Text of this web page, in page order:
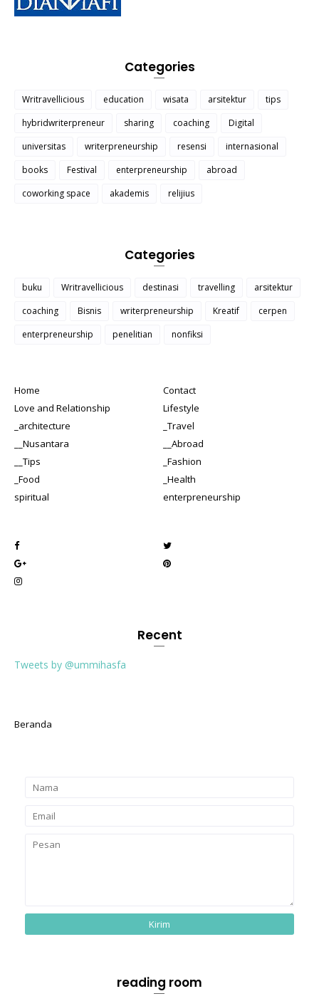
Categories
Writravellicious education wisata arsitektur
tips
hybridwriterpreneur
sharing coaching
Digital
universitas
writerpreneurship resensi
internasional
books
Festival enterpreneurship
abroad
coworking space
akademis relijius
Categories
buku Writravellicious destinasi travelling
arsitektur
coaching
Bisnis writerpreneurship Kreatif
cerpen
enterpreneurship
penelitian nonfiksi
Home
Contact
Love and Relationship
Lifestyle
_architecture
_Travel
__Nusantara
__Abroad
__Tips
_Fashion
_Food
_Health
spiritual
enterpreneurship
Recent
Tweets by @ummihasfa
Beranda
reading room